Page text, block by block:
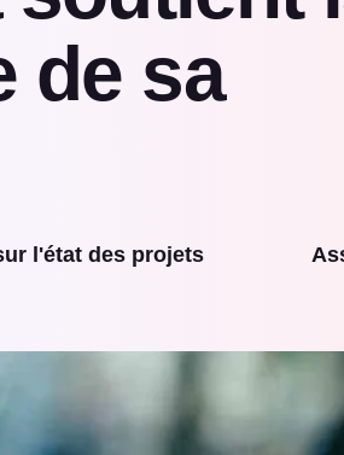
de sa
l'état des projets